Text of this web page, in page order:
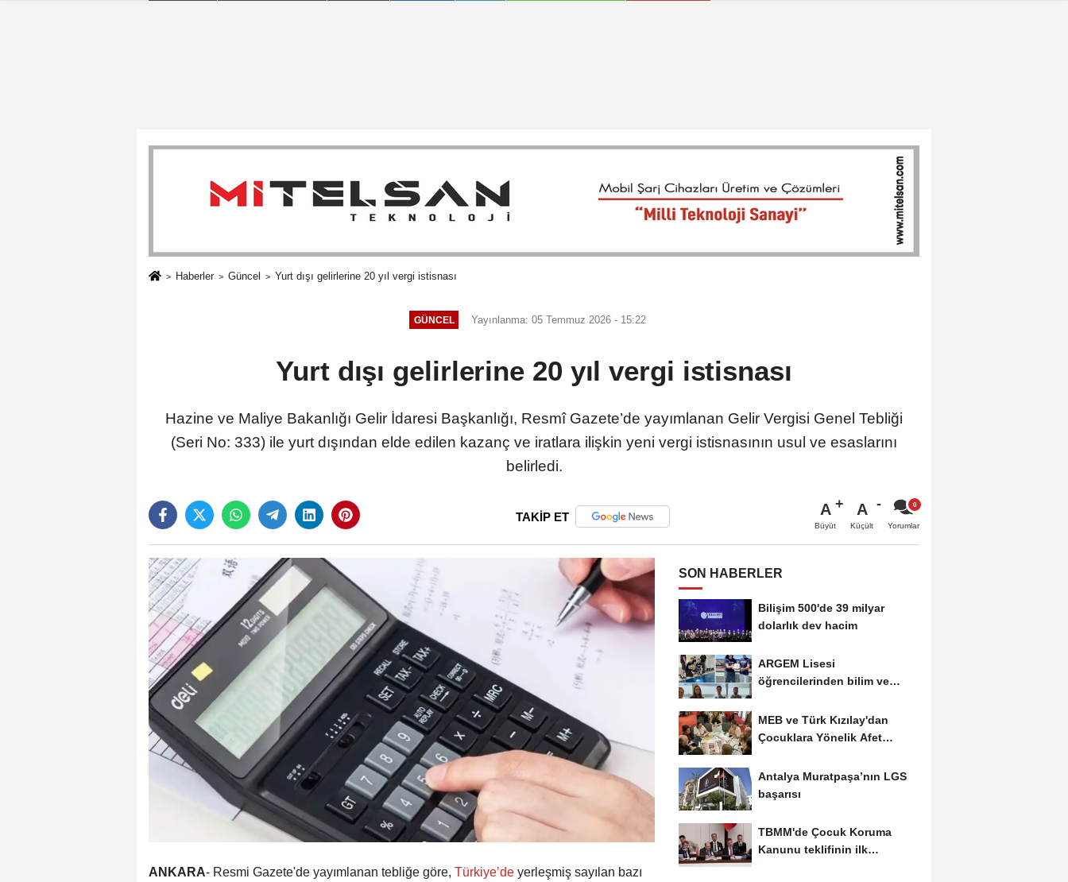
Haberler Güncel Yurt dışı gelirlerine 20 yıl vergi istisnası
GÜNCEL Yayınlanma: 05 Temmuz 2026 - 15:22
Yurt dışı gelirlerine 20 yıl vergi istisnası
Hazine ve Maliye Bakanlığı Gelir İdaresi Başkanlığı, Resmî Gazete’de yayımlanan Gelir Vergisi Genel Tebliği
(Seri No: 333) ile yurt dışından elde edilen kazanç ve iratlara ilişkin yeni vergi istisnasının usul ve esaslarını
belirledi.
TAKİP ET A
Büyüt
A
Küçült Yorumlar
ANKARA- Resmi Gazete'de yayımlanan tebliğe göre, Türkiye’de yerleşmiş sayılan bazı
SON HABERLER
Bilişim 500'de 39 milyar
dolarlık dev hacim
ARGEM Lisesi
öğrencilerinden bilim ve
MEB ve Türk Kızılay'dan
Çocuklara Yönelik Afet
Antalya Muratpaşa’nın LGS
başarısı
TBMM'de Çocuk Koruma
Kanunu teklifinin ilk